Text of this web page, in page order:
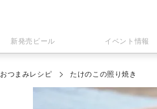
新発売ビール イベント情報
おつまみレシピ たけのこの照り焼き